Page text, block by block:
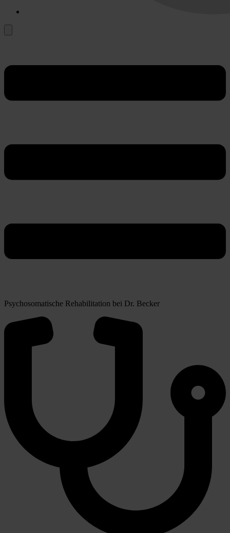
Psychosomatische Rehabilitation bei Dr. Becker